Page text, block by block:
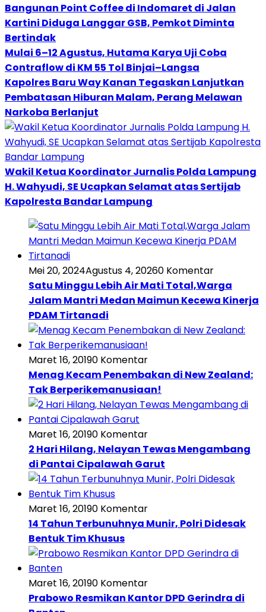
Bangunan Point Coffee di Indomaret di Jalan
Kartini Diduga Langgar GSB, Pemkot Diminta
Bertindak
Mulai 6–12 Agustus, Hutama Karya Uji Coba
Contraflow di KM 55 Tol Binjai–Langsa
Kapolres Baru Way Kanan Tegaskan Lanjutkan
Pembatasan Hiburan Malam, Perang Melawan
Narkoba Berlanjut
Wakil Ketua Koordinator Jurnalis Polda Lampung
H. Wahyudi, SE Ucapkan Selamat atas Sertijab
Kapolresta Bandar Lampung
Mei 20, 2024Agustus 4, 20260 Komentar
Satu Minggu Lebih Air Mati Total,Warga
Jalam Mantri Medan Maimun Kecewa Kinerja
PDAM Tirtanadi
Maret 16, 20190 Komentar
Menag Kecam Penembakan di New Zealand:
Tak Berperikemanusiaan!
Maret 16, 20190 Komentar
2 Hari Hilang, Nelayan Tewas Mengambang
di Pantai Cipalawah Garut
Maret 16, 20190 Komentar
14 Tahun Terbunuhnya Munir, Polri Didesak
Bentuk Tim Khusus
Maret 16, 20190 Komentar
Prabowo Resmikan Kantor DPD Gerindra di